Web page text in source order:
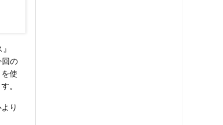
回の
使
。
り